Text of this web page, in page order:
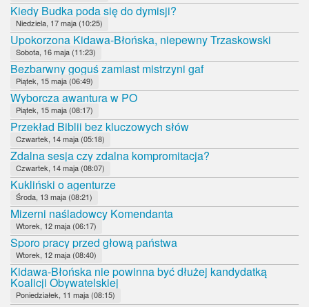
Kiedy Budka poda się do dymisji?
Niedziela, 17 maja (10:25)
Upokorzona Kidawa-Błońska, niepewny Trzaskowski
Sobota, 16 maja (11:23)
Bezbarwny goguś zamiast mistrzyni gaf
Piątek, 15 maja (06:49)
Wyborcza awantura w PO
Piątek, 15 maja (08:17)
Przekład Biblii bez kluczowych słów
Czwartek, 14 maja (05:18)
Zdalna sesja czy zdalna kompromitacja?
Czwartek, 14 maja (08:07)
Kukliński o agenturze
Środa, 13 maja (08:21)
Mizerni naśladowcy Komendanta
Wtorek, 12 maja (06:17)
Sporo pracy przed głową państwa
Wtorek, 12 maja (08:40)
Kidawa-Błońska nie powinna być dłużej kandydatką
Koalicji Obywatelskiej
Poniedziałek, 11 maja (08:15)